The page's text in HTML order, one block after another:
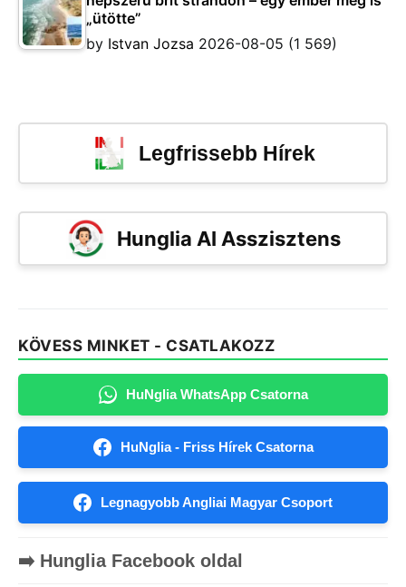
„ütötte”
by Istvan Jozsa 2026-08-05 (1 569)
Legfrissebb Hírek
Hunglia AI Asszisztens
KÖVESS MINKET - CSATLAKOZZ
HuNglia WhatsApp Csatorna
HuNglia - Friss Hírek Csatorna
Legnagyobb Angliai Magyar Csoport
➡️ Hunglia Facebook oldal